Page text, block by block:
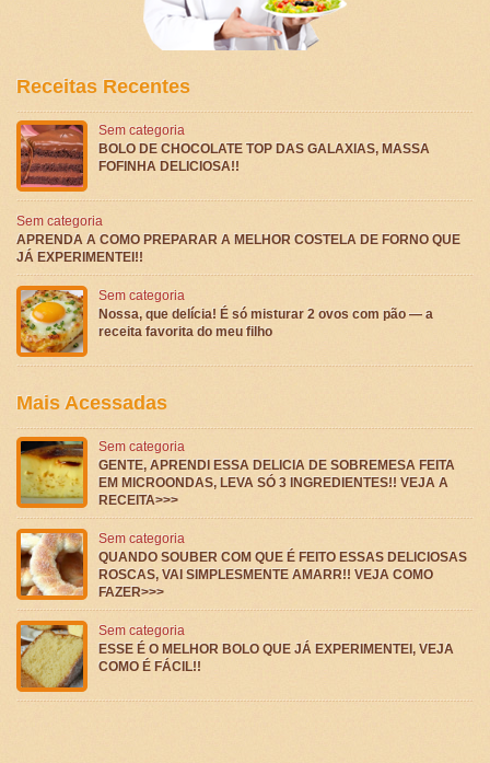
Receitas Recentes
Sem categoria
BOLO DE CHOCOLATE TOP DAS GALAXIAS, MASSA
FOFINHA DELICIOSA!!
Sem categoria
APRENDA A COMO PREPARAR A MELHOR COSTELA DE FORNO QUE
JÁ EXPERIMENTEI!!
Sem categoria
Nossa, que delícia! É só misturar 2 ovos com pão — a
receita favorita do meu filho
Mais Acessadas
Sem categoria
GENTE, APRENDI ESSA DELICIA DE SOBREMESA FEITA
EM MICROONDAS, LEVA SÓ 3 INGREDIENTES!! VEJA A
RECEITA>>>
Sem categoria
QUANDO SOUBER COM QUE É FEITO ESSAS DELICIOSAS
ROSCAS, VAI SIMPLESMENTE AMARR!! VEJA COMO
FAZER>>>
Sem categoria
ESSE É O MELHOR BOLO QUE JÁ EXPERIMENTEI, VEJA
COMO É FÁCIL!!